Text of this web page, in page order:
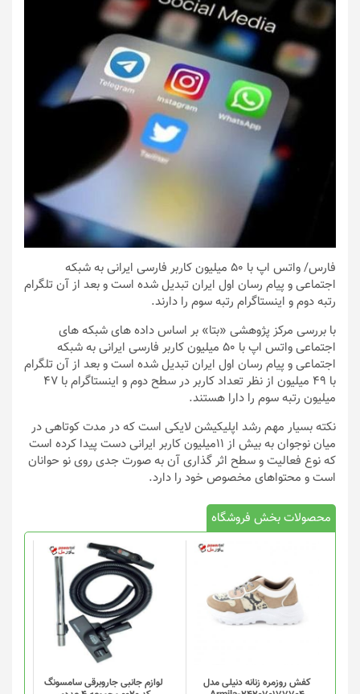
فارس
/ واتس اپ با 50 میلیون کاربر فارسی ایرانی به شبکه
اجتماعی و پیام رسان اول ایران تبدیل شده است و بعد از آن تلگرام
رتبه دوم و اینستاگرام رتبه سوم را دارند.
با بررسی مرکز پژوهشی «بتا» بر اساس داده های شبکه های
اجتماعی واتس اپ با 50 میلیون کاربر فارسی ایرانی به شبکه
اجتماعی و پیام رسان اول ایران تبدیل شده است و بعد از آن تلگرام
با 49 میلیون از نظر تعداد کاربر در سطح دوم و اینستاگرام با 47
میلیون رتبه سوم را دارا هستند.
نکته بسیار مهم رشد اپلیکیشن لایکی است که در مدت کوتاهی در
میان نوجوان به بیش از 11میلیون کاربر ایرانی دست پیدا کرده است
که نوع فعالیت و سطح اثر گذاری آن به صورت جدی روی نو حوانان
است و محتواهای مخصوص خود را دارد.
محصولات بخش فروشگاه
کفش روزمره زنانه دنیلی مدل
لوازم جانبی جاروبرقی سامسونگ